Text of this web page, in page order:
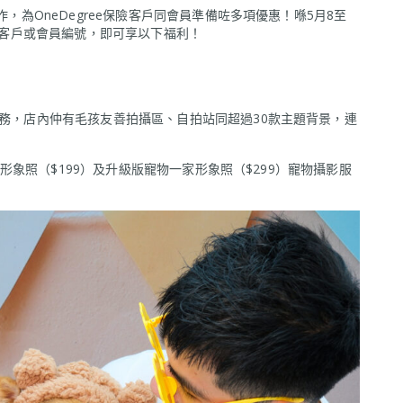
，為OneDegree保險客戶同會員準備咗多項優惠！喺5月8至
或會員編號，即可享以下福利！
，店內仲有毛孩友善拍攝區、自拍站同超過30款主題背景，連
象照（$199）及升級版寵物一家形象照（$299）寵物攝影服